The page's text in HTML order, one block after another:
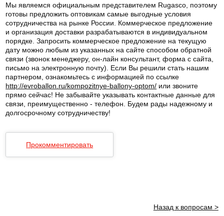
Мы являемся официальным представителем Rugasco, поэтому
готовы предложить оптовикам самые выгодные условия
сотрудничества на рынке России. Коммерческое предложение
и организация доставки разрабатываются в индивидуальном
порядке. Запросить коммерческое предложение на текущую
дату можно любым из указанных на сайте способом обратной
связи (звонок менеджеру, он-лайн консультант, форма с сайта,
письмо на электронную почту). Если Вы решили стать нашим
партнером, ознакомьтесь с информацией по ссылке
http://evroballon.ru/kompozitnye-ballony-optom/ или звоните
прямо сейчас! Не забывайте указывать контактные данные для
связи, преимущественно - телефон. Будем рады надежному и
долгосрочному сотрудничеству!
Прокомментировать
Назад к вопросам >